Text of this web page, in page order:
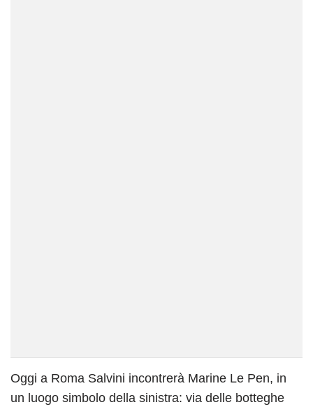
Oggi a Roma Salvini incontrerà Marine Le Pen, in
un luogo simbolo della sinistra: via delle botteghe